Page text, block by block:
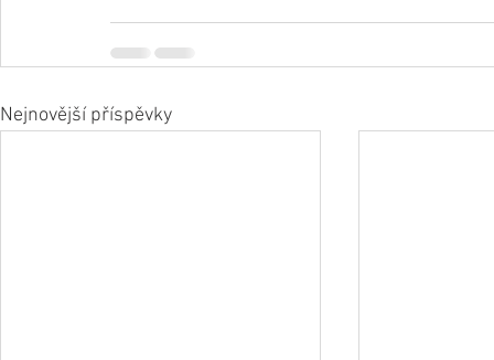
Nejnovější příspěvky